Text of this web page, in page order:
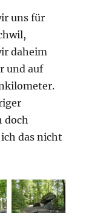
uns für
daheim
und auf
doch
das nicht